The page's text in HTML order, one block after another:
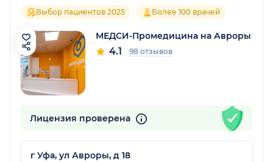
Выбор пациентов 2025 Более 100 врачей
МЕДСИ-Промедицина на Авроры
4.1 98 отзывов
Лицензия проверена
г Уфа, ул Авроры, д 18